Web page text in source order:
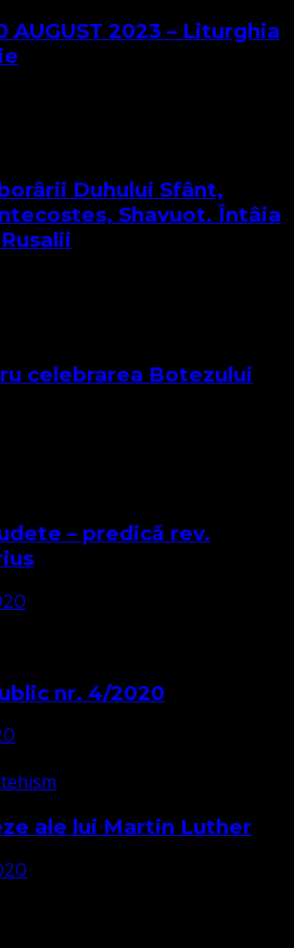
AUGUST 2023 – Liturghia
Duhului Sfânt,
Shavuot. Întâia
celebrarea Botezului
– predică rev.
nr. 4/2020
ale lui Martin Luther